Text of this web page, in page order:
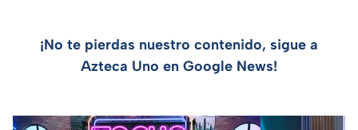
¡No te pierdas nuestro contenido, sigue a
Azteca Uno en Google News!